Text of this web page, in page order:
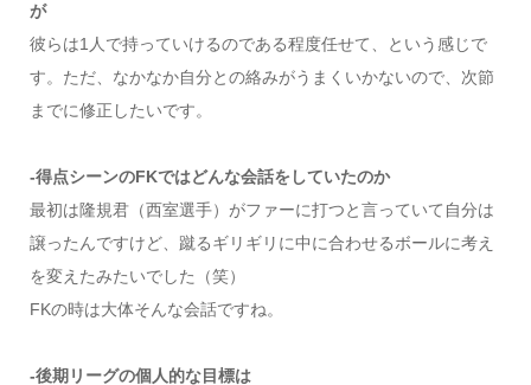
が
彼らは1人で持っていけるのである程度任せて、という感じで
す。ただ、なかなか自分との絡みがうまくいかないので、次節
までに修正したいです。
-得点シーンのFKではどんな会話をしていたのか
最初は隆規君（西室選手）がファーに打つと言っていて自分は
譲ったんですけど、蹴るギリギリに中に合わせるボールに考え
を変えたみたいでした（笑）
FKの時は大体そんな会話ですね。
-後期リーグの個人的な目標は